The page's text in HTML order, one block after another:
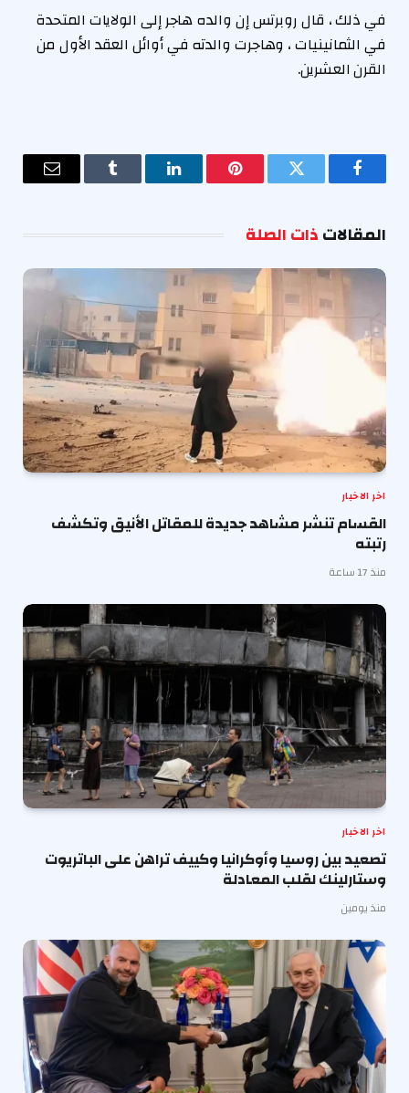
في ذلك ، قال روبرتس إن والده هاجر إلى الولايات المتحدة
في الثمانينيات ، وهاجرت والدته في أوائل العقد الأول من
القرن العشرين.
فيسبوك تويتر بينتيريستلينكدإن Tumblr
البريد
المقالاتذات الصلة
اخر الاخبار
القسام تنشر مشاهد جديدة للمقاتل الأنيق وتكشف
رتبته
منذ 17 ساعة
اخر الاخبار
تصعيد بين روسيا وأوكرانيا وكييف تراهن على الباتريوت
وستارلينك لقلب المعادلة
منذ يومين